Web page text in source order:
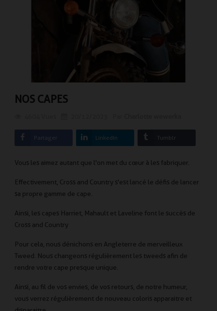
NOS CAPES
Partager LinkedIn Tumblr
Vous les aimez autant que l'on met du cœur à les fabriquer.
Effectivement, Cross and Country s'est lancé le défis de lancer
sa propre gamme de cape.
Ainsi, les capes Harriet, Mahault et Laveline font le succès de
Cross and Country
Pour cela, nous dénichons en Angleterre de merveilleux
Tweed. Nous changeons régulièrement les tweeds afin de
rendre votre cape presque unique.
Ainsi, au fil de vos envies, de vos retours, de notre humeur,
vous verrez régulièrement de nouveau coloris apparaitre et